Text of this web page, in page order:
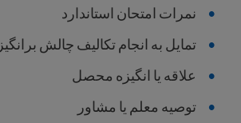
نمرات امتحان استاندارد
تمایل به انجام تکالیف چالش برانگیز
علاقه یا انگیزه محصل
توصیه معلم یا مشاور